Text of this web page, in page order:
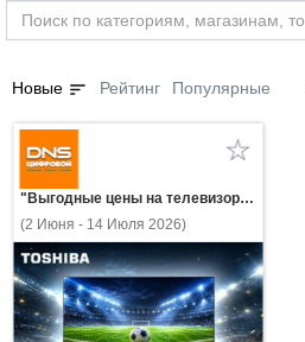
Новые sort Рейтинг Популярные
"Выгодные цены на телевизоры Toshiba!"
(2 Июня - 14 Июля 2026)